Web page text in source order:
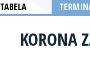
TABELA
KORONA